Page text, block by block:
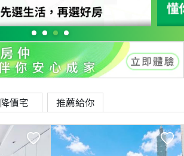
降價宅 推薦給你